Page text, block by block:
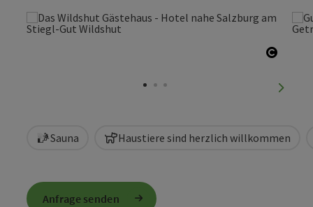
Sauna Haustiere sind herzlich willkommen
Anfrage senden